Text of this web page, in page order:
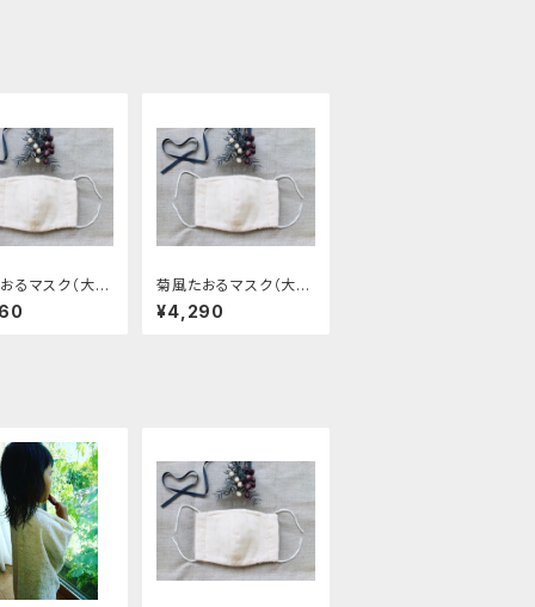
るマスク（大人
ト）
菊風たおるマスク（大人
用2枚セット）
¥4,290